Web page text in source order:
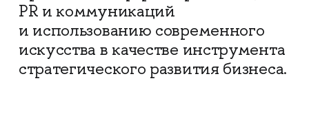
PR и коммуникаций
и использованию современного
искусства в качестве инструмента
стратегического развития бизнеса.